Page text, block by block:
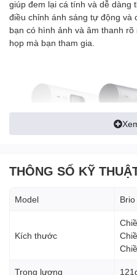
giúp đem lại cá tính và dễ dàng
điều chỉnh ánh sáng tự động và
bạn có hình ảnh và âm thanh
họp mà bạn tham gia.
TOÀN
Tham gia vào bất kỳ cuộc họp
thu hút và chân thực với chiếc
THÔNG SỐ KỸ
Model
Kích thước
Trọng lượng